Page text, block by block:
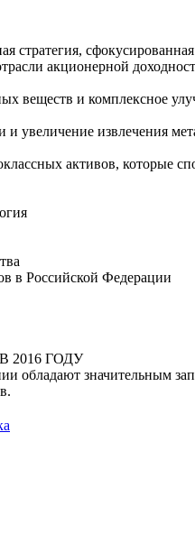
стратегия,
акционерной
веществ и комплексное
увеличение извлечения
активов, которые
в Российской Федерации
ГОДУ
обладают значительным